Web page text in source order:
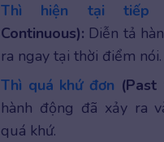
Thì hiện tại tiếp
Continuous): Diễn tả
ra ngay tại thời điểm nói.
Thì quá khứ đơn (Past
hành động đã xảy ra
quá khứ.